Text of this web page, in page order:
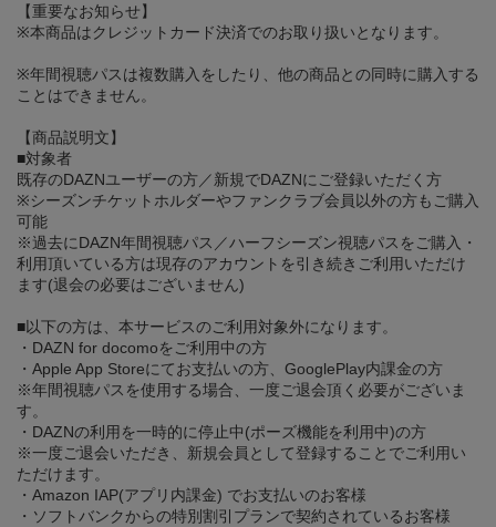
【重要なお知らせ】
※本商品はクレジットカード決済でのお取り扱いとなります。
※年間視聴パスは複数購入をしたり、他の商品との同時に購入する
ことはできません。
【商品説明文】
■対象者
既存のDAZNユーザーの方／新規でDAZNにご登録いただく方
※シーズンチケットホルダーやファンクラブ会員以外の方もご購入
可能
※過去にDAZN年間視聴パス／ハーフシーズン視聴パスをご購入・
利用頂いている方は現存のアカウントを引き続きご利用いただけ
ます(退会の必要はございません)
■以下の方は、本サービスのご利用対象外になります。
・DAZN for docomoをご利用中の方
・Apple App Storeにてお支払いの方、GooglePlay内課金の方
※年間視聴パスを使用する場合、一度ご退会頂く必要がございま
す。
・DAZNの利用を一時的に停止中(ポーズ機能を利用中)の方
※一度ご退会いただき、新規会員として登録することでご利用い
ただけます。
・Amazon IAP(アプリ内課金) でお支払いのお客様
・ソフトバンクからの特別割引プランで契約されているお客様